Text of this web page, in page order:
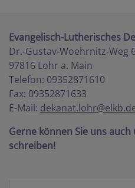
Evangelisch-Lutherisches
Dr.-Gustav-Woehrnitz-Weg
97816 Lohr a. Main
Telefon: 09352871610
Fax: 09352871633
E-Mail:
Gerne können Sie uns
schreiben!